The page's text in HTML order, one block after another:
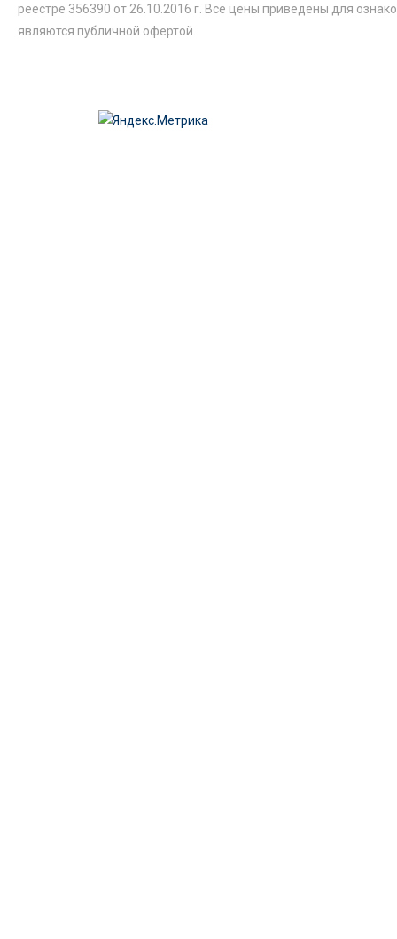
реестре 356390 от 26.10.2016 г. Все цены приведены для
являются публичной офертой.